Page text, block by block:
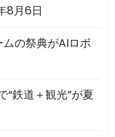
8月6日
の祭典がAIロボ
鉄道＋観光”が夏